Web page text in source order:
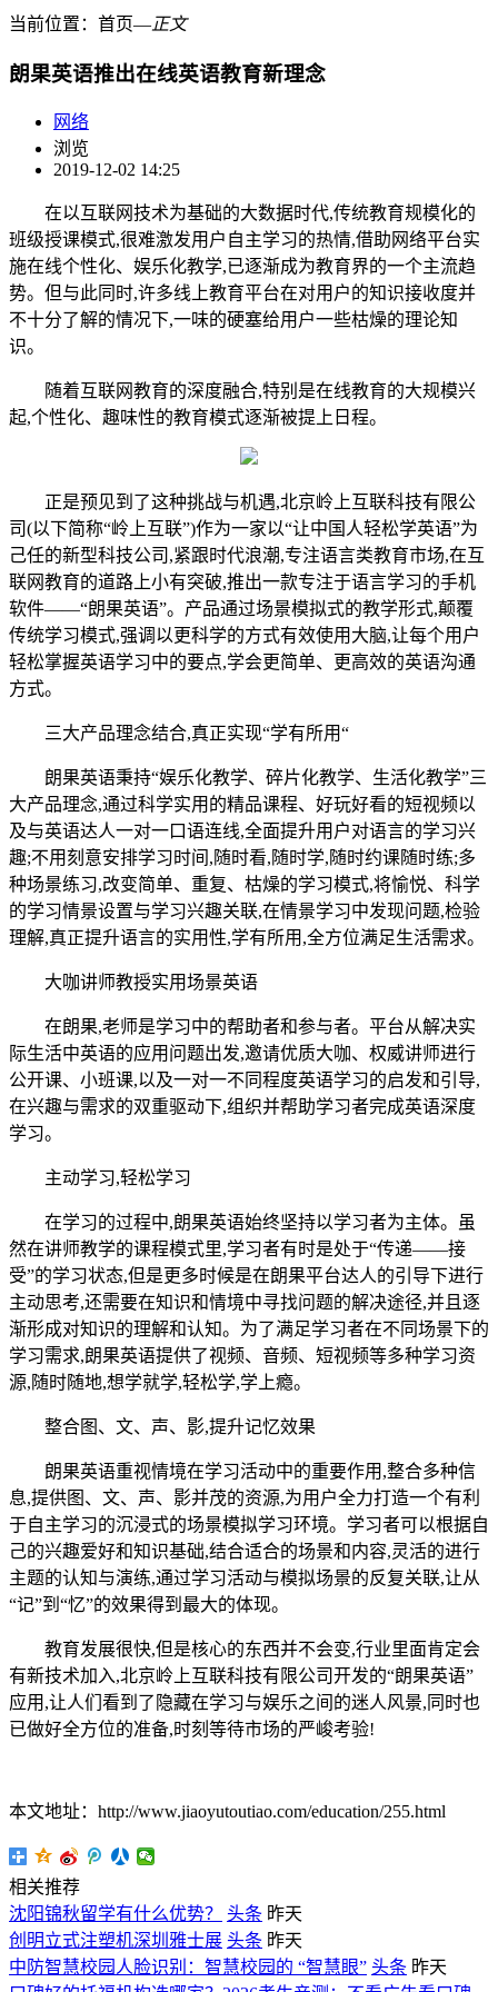
当前位置： 首页―正文
朗果英语推出在线英语教育新理念
网络
浏览
2019-12-02 14:25
在以互联网技术为基础的大数据时代,传统教育规模化的
班级授课模式,很难激发用户自主学习的热情,借助网络平台实
施在线个性化、娱乐化教学,已逐渐成为教育界的一个主流趋
势。但与此同时,许多线上教育平台在对用户的知识接收度并
不十分了解的情况下,一味的硬塞给用户一些枯燥的理论知
识。
随着互联网教育的深度融合,特别是在线教育的大规模兴
起,个性化、趣味性的教育模式逐渐被提上日程。
正是预见到了这种挑战与机遇,北京岭上互联科技有限公
司(以下简称“岭上互联”)作为一家以“让中国人轻松学英语”为
己任的新型科技公司,紧跟时代浪潮,专注语言类教育市场,在互
联网教育的道路上小有突破,推出一款专注于语言学习的手机
软件——“朗果英语”。产品通过场景模拟式的教学形式,颠覆
传统学习模式,强调以更科学的方式有效使用大脑,让每个用户
轻松掌握英语学习中的要点,学会更简单、更高效的英语沟通
方式。
三大产品理念结合,真正实现“学有所用“
朗果英语秉持“娱乐化教学、碎片化教学、生活化教学”三
大产品理念,通过科学实用的精品课程、好玩好看的短视频以
及与英语达人一对一口语连线,全面提升用户对语言的学习兴
趣;不用刻意安排学习时间,随时看,随时学,随时约课随时练;多
种场景练习,改变简单、重复、枯燥的学习模式,将愉悦、科学
的学习情景设置与学习兴趣关联,在情景学习中发现问题,检验
理解,真正提升语言的实用性,学有所用,全方位满足生活需求。
大咖讲师教授实用场景英语
在朗果,老师是学习中的帮助者和参与者。平台从解决实
际生活中英语的应用问题出发,邀请优质大咖、权威讲师进行
公开课、小班课,以及一对一不同程度英语学习的启发和引导,
在兴趣与需求的双重驱动下,组织并帮助学习者完成英语深度
学习。
主动学习,轻松学习
在学习的过程中,朗果英语始终坚持以学习者为主体。虽
然在讲师教学的课程模式里,学习者有时是处于“传递——接
受”的学习状态,但是更多时候是在朗果平台达人的引导下进行
主动思考,还需要在知识和情境中寻找问题的解决途径,并且逐
渐形成对知识的理解和认知。为了满足学习者在不同场景下的
学习需求,朗果英语提供了视频、音频、短视频等多种学习资
源,随时随地,想学就学,轻松学,学上瘾。
整合图、文、声、影,提升记忆效果
朗果英语重视情境在学习活动中的重要作用,整合多种信
息,提供图、文、声、影并茂的资源,为用户全力打造一个有利
于自主学习的沉浸式的场景模拟学习环境。学习者可以根据自
己的兴趣爱好和知识基础,结合适合的场景和内容,灵活的进行
主题的认知与演练,通过学习活动与模拟场景的反复关联,让从
“记”到“忆”的效果得到最大的体现。
教育发展很快,但是核心的东西并不会变,行业里面肯定会
有新技术加入,北京岭上互联科技有限公司开发的“朗果英语”
应用,让人们看到了隐藏在学习与娱乐之间的迷人风景,同时也
已做好全方位的准备,时刻等待市场的严峻考验!
本文地址：http://www.jiaoyutoutiao.com/education/255.html
相关推荐
沈阳锦秋留学有什么优势？
头条 昨天
创明立式注塑机深圳雅士展 头条 昨天
中防智慧校园人脸识别：智慧校园的 “智慧眼” 头条 昨天